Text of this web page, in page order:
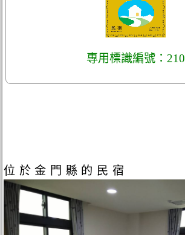
專用標識編號：210
位於金門縣的民宿